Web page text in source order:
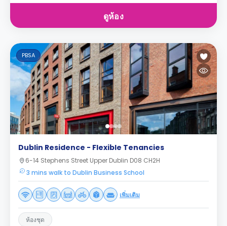
ดูห้อง
PBSA
Dublin Residence - Flexible Tenancies
6-14 Stephens Street Upper Dublin D08 CH2H
3 mins walk to Dublin Business School
เพิ่มเติม
ห้องชุด